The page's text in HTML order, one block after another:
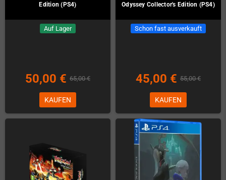
Edition (PS4)
Auf Lager
50,00 € 65,00 €
KAUFEN
Odyssey Collector's Edition (PS4)
Schon fast ausverkauft
45,00 € 55,00 €
KAUFEN